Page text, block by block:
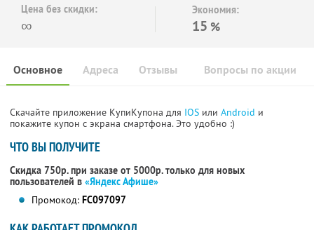
Цена без скидки:
∞
Экономия:
15 %
Основное Отзывы Вопросы по акции
Адреса
Скачайте приложение КупиКупона для IOS или Android и
покажите купон с экрана смартфона. Это удобно :)
ЧТО ВЫ ПОЛУЧИТЕ
Скидка 750р. при заказе от 5000р. только для новых
пользователей в «Яндекс Афише»
Промокод: FC097097